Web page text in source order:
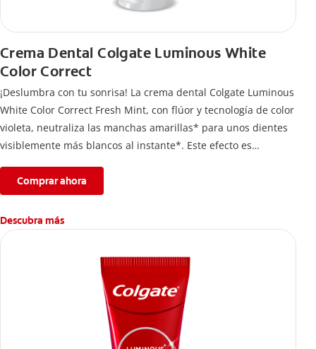
Crema Dental Colgate Luminous White
Color Correct
¡Deslumbra con tu sonrisa! La crema dental Colgate Luminous
White Color Correct Fresh Mint, con flúor y tecnología de color
violeta, neutraliza las manchas amarillas* para unos dientes
visiblemente más blancos al instante*. Este efecto es
protege el esmalte dental.
*El efecto es temporal.
Comprar ahora
Descubra más